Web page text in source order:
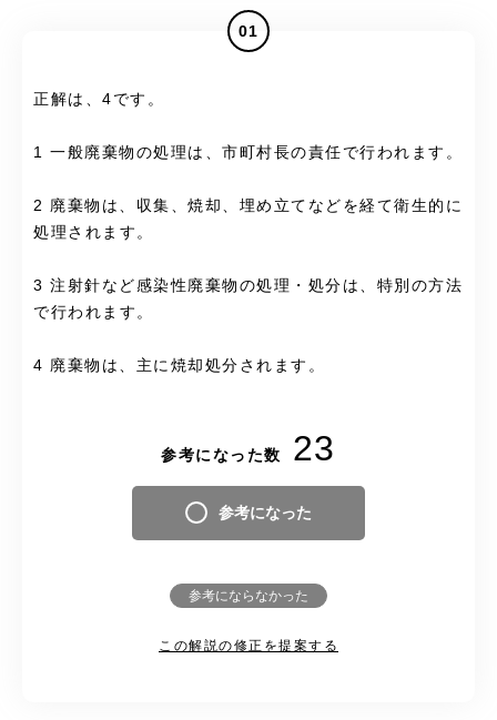
01
正解は、4です。
1 一般廃棄物の処理は、市町村長の責任で行われます。
2 廃棄物は、収集、焼却、埋め立てなどを経て衛生的に
処理されます。
3 注射針など感染性廃棄物の処理・処分は、特別の方法
で行われます。
4 廃棄物は、主に焼却処分されます。
参考になった数 23
参考になった
参考にならなかった
この解説の修正を提案する